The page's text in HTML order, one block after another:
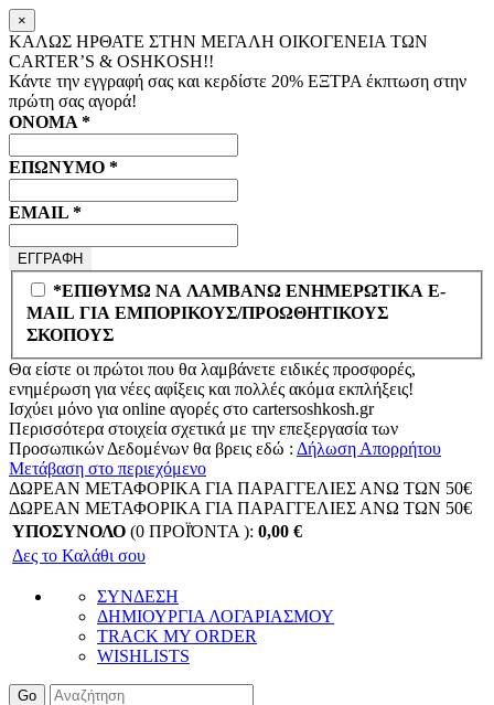
×
ΚΑΛΩΣ ΗΡΘΑΤΕ ΣΤΗΝ ΜΕΓΑΛΗ ΟΙΚΟΓΕΝΕΙΑ ΤΩΝ
CARTER’S & OSHKOSH!!
Κάντε την εγγραφή σας και κερδίστε 20% ΕΞΤΡΑ έκπτωση στην
πρώτη σας αγορά!
ΟΝΟΜΑ *
ΕΠΩΝΥΜΟ *
EMAIL *
*ΕΠΙΘΥΜΩ ΝΑ ΛΑΜΒΑΝΩ ΕΝΗΜΕΡΩΤΙΚΑ E-
MAIL ΓΙΑ ΕΜΠΟΡΙΚΟΥΣ/ΠΡΟΩΘΗΤΙΚΟΥΣ
ΣΚΟΠΟΥΣ
Θα είστε οι πρώτοι που θα λαμβάνετε ειδικές προσφορές,
ενημέρωση για νέες αφίξεις και πολλές ακόμα εκπλήξεις!
Ισχύει μόνο για online αγορές στο cartersoshkosh.gr
Περισσότερα στοιχεία σχετικά με την επεξεργασία των
Προσωπικών Δεδομένων θα βρεις εδώ : Δήλωση Απορρήτου
Μετάβαση στο περιεχόμενο
ΔΩΡΕΑΝ ΜΕΤΑΦΟΡΙΚΑ ΓΙΑ ΠΑΡΑΓΓΕΛΙΕΣ ΑΝΩ ΤΩΝ 50€
ΔΩΡΕΑΝ ΜΕΤΑΦΟΡΙΚΑ ΓΙΑ ΠΑΡΑΓΓΕΛΙΕΣ ΑΝΩ ΤΩΝ 50€
ΥΠΟΣΥΝΟΛΟ (0 ΠΡΟΪΌΝΤΑ ): 0,00 €
Δες το Καλάθι σου
ΣΥΝΔΕΣΗ
ΔΗΜΙΟΥΡΓΙΑ ΛΟΓΑΡΙΑΣΜΟΥ
TRACK MY ORDER
WISHLISTS
Go